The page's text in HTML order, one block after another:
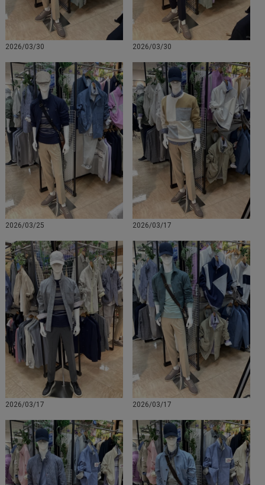
2026/03/30 2026/03/30
2026/03/25 2026/03/17
2026/03/17 2026/03/17